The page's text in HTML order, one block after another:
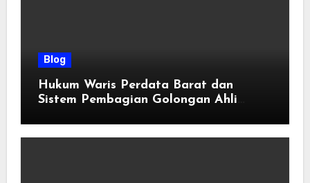
Blog
Hukum Waris Perdata Barat dan
Sistem Pembagian Golongan Ahli